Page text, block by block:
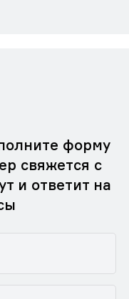
форму
свяжется с
и ответит на